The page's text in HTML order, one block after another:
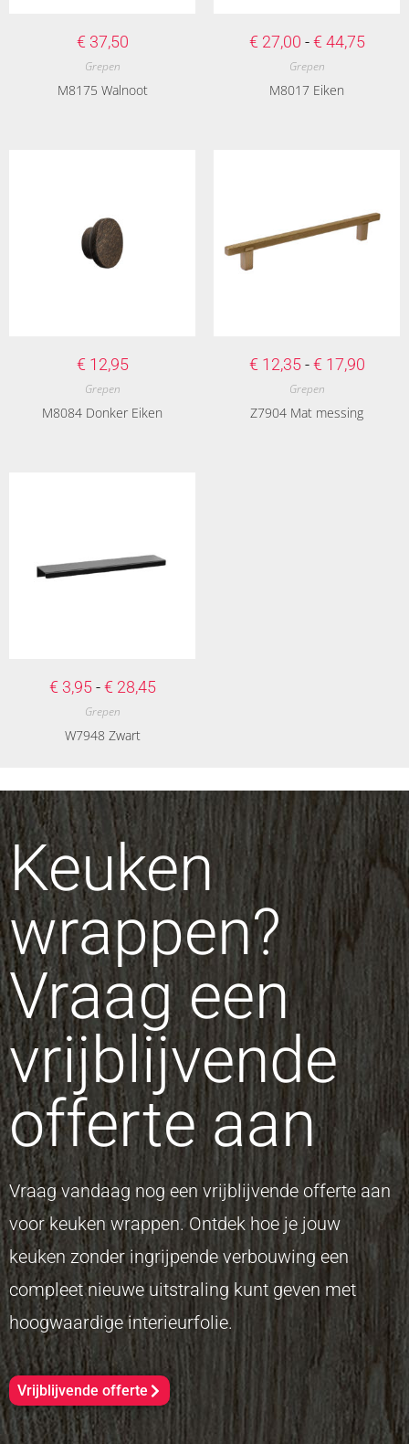
€ 37,50
Grepen
M8175 Walnoot
€ 27,00 - € 44,75
Grepen
M8017 Eiken
€ 12,95
Grepen
M8084 Donker Eiken
€ 12,35 - € 17,90
Grepen
Z7904 Mat messing
€ 3,95 - € 28,45
Grepen
W7948 Zwart
Keuken
wrappen?
Vraag een
vrijblijvende
offerte aan
Vraag vandaag nog een vrijblijvende offerte aan
voor keuken wrappen. Ontdek hoe je jouw
keuken zonder ingrijpende verbouwing een
compleet nieuwe uitstraling kunt geven met
hoogwaardige interieurfolie.
Vrijblijvende offerte